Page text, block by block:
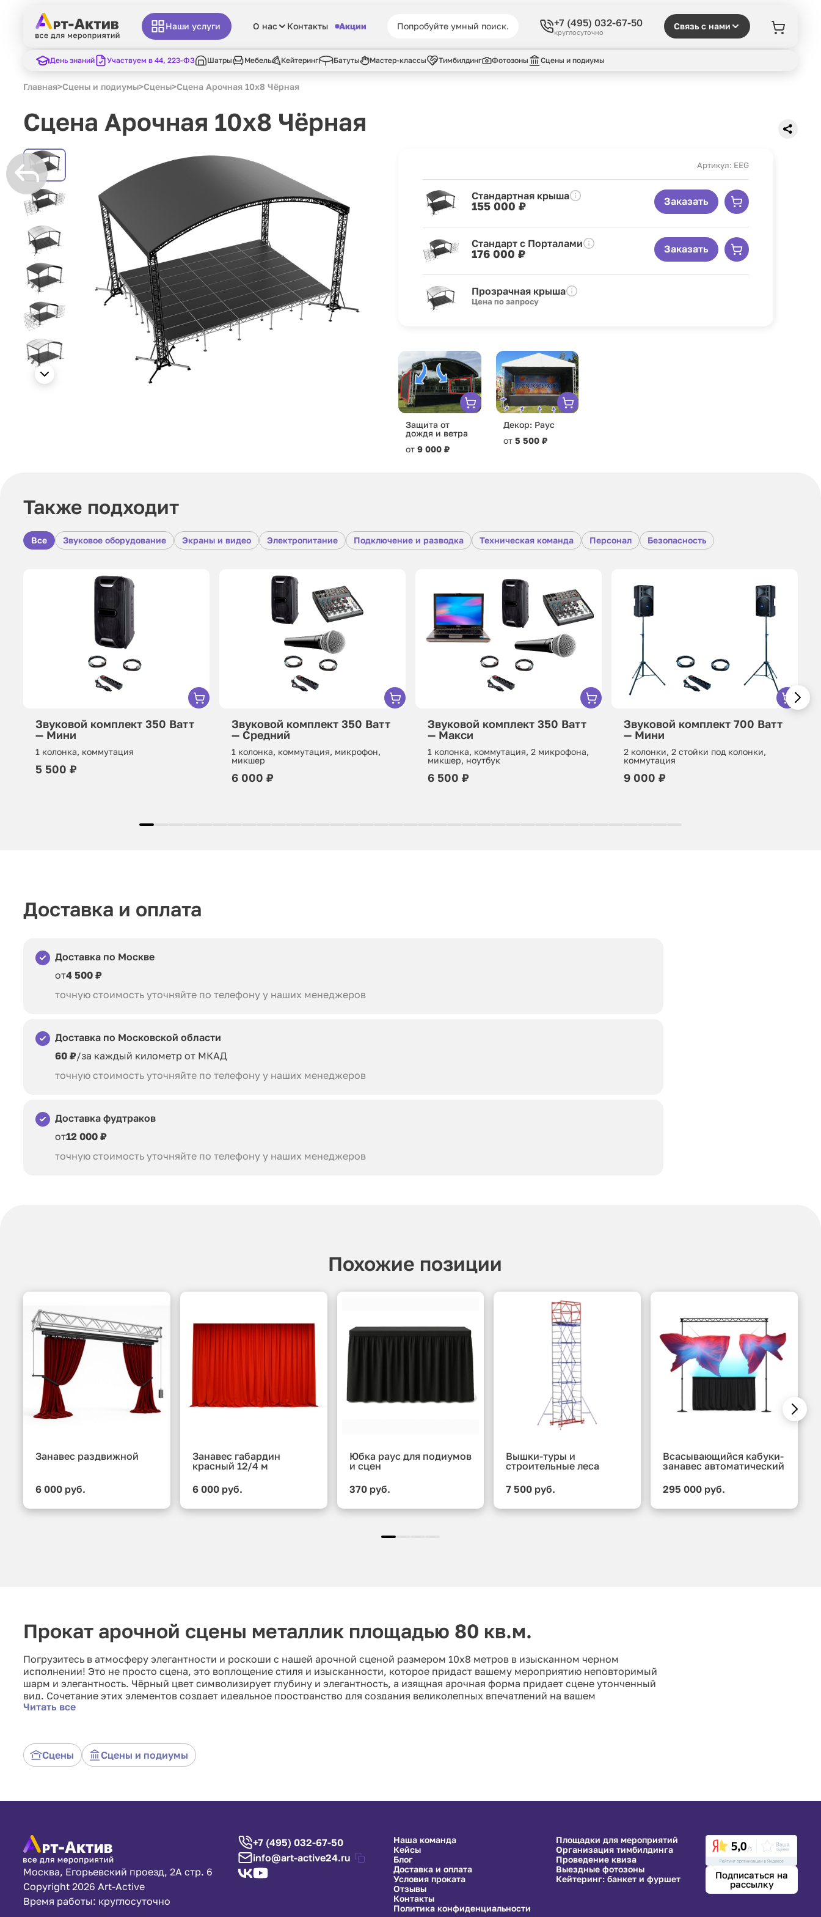
Наши услуги О нас Контакты Акции +7 (495) 032-67-50
круглосуточно
Связь с нами
День знаний Участвуем в 44, 223-ФЗ Шатры Мебель Кейтеринг Батуты Мастер-классы Тимбилдинг Фотозоны Сцены и подиумы
Главная>Сцены и подиумы>Сцены>Сцена Арочная 10x8 Чёрная
Сцена Арочная 10x8 Чёрная
Артикул: EEG
Стандартная крыша
155 000 ₽ Заказать
Стандарт с Порталами
176 000 ₽ Заказать
Прозрачная крыша
Цена по запросу
Защита от
дождя и ветра
от 9 000 ₽
Декор: Раус
от 5 500 ₽
Также подходит
Все Звуковое оборудование Экраны и видео Электропитание Подключение и разводка Техническая команда Персонал Безопасность
Звуковой комплект 350 Ватт
— Мини
1 колонка, коммутация
5 500 ₽
Звуковой комплект 350 Ватт
— Средний
1 колонка, коммутация, микрофон,
микшер
6 000 ₽
Звуковой комплект 350 Ватт
— Макси
1 колонка, коммутация, 2 микрофона,
микшер, ноутбук
6 500 ₽
Звуковой комплект 700 Ватт
— Мини
2 колонки, 2 стойки под колонки,
коммутация
9 000 ₽
Доставка и оплата
Доставка по Москве
от4 500 ₽
точную стоимость уточняйте по телефону у наших менеджеров
Доставка по Московской области
60 ₽/за каждый километр от МКАД
точную стоимость уточняйте по телефону у наших менеджеров
Доставка фудтраков
от12 000 ₽
точную стоимость уточняйте по телефону у наших менеджеров
Похожие позиции
Занавес раздвижной
6 000 руб.
Занавес габардин
красный 12/4 м
6 000 руб.
Юбка раус для подиумов
и сцен
370 руб.
Вышки-туры и
строительные леса
7 500 руб.
Всасывающийся кабуки-
занавес автоматический
295 000 руб.
Прокат арочной сцены металлик площадью 80 кв.м.
Погрузитесь в атмосферу элегантности и роскоши с нашей арочной сценой размером 10x8 метров в изысканном черном
исполнении! Это не просто сцена, это воплощение стиля и изысканности, которое придаст вашему мероприятию неповторимый
шарм и элегантность. Чёрный цвет символизирует глубину и элегантность, а изящная арочная форма придает сцене утонченный
вид. Сочетание этих элементов создает идеальное пространство для создания великолепных впечатлений на вашем
мероприятии.
Читать все
Сцены Сцены и подиумы
Москва, Егорьевский проезд, 2А стр. 6
Copyright 2026 Art-Active
Время работы: круглосуточно
+7 (495) 032-67-50
info@art-active24.ru
Наша команда
Кейсы
Блог
Доставка и оплата
Условия проката
Отзывы
Контакты
Политика конфиденциальности
Площадки для мероприятий
Организация тимбилдинга
Проведение квиза
Выездные фотозоны
Кейтеринг: банкет и фуршет
Подписаться на
рассылку